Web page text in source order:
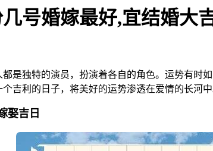
号婚嫁最好,宜结婚大
是独特的演员，扮演着各自的角色。运势有时
吉利的日子，将美好的运势渗透在爱情的长河中
娶吉日